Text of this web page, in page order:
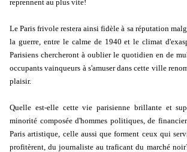
reprennent au plus vite!
Le Paris frivole restera ainsi fidèle à sa réputation
la guerre, entre le calme de 1940 et le climat
Parisiens chercheront à oublier le quotidien en de
occupants vainqueurs à s'amuser dans cette ville
plaisir.
Quelle est-elle cette vie parisienne brillante et
minorité composée d'hommes politiques, de
Paris artistique, celle aussi que forment ceux qui
profitèrent, du journaliste au traficant du marché